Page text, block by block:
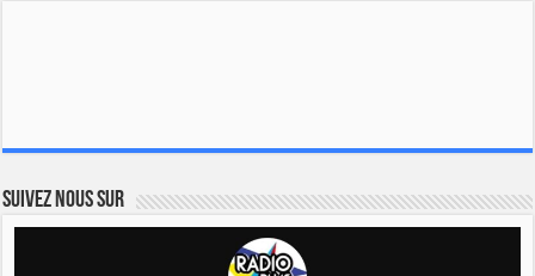
Suivez nous sur